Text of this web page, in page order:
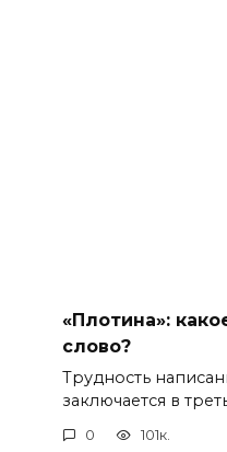
«Плотина»:
слово?
Трудность
заключается в
0 101к.